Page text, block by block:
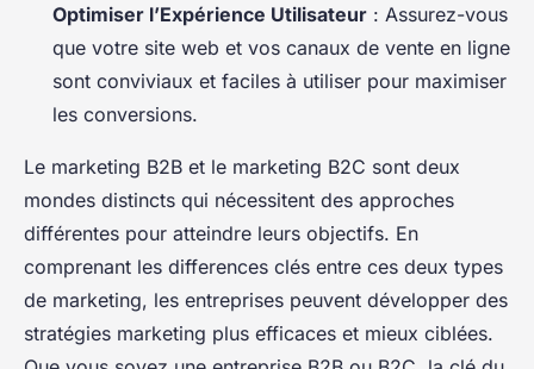
Optimiser l’Expérience Utilisateur : Assurez-vous
que votre site web et vos canaux de vente en ligne
sont conviviaux et faciles à utiliser pour maximiser
les conversions.
Le marketing B2B et le marketing B2C sont deux
mondes distincts qui nécessitent des approches
différentes pour atteindre leurs objectifs. En
comprenant les differences clés entre ces deux types
de marketing, les entreprises peuvent développer des
stratégies marketing plus efficaces et mieux ciblées.